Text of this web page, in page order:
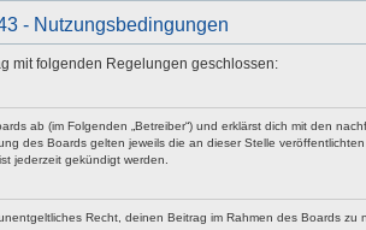
- Nutzungsbedingungen
mit folgenden Regelungen geschlossen:
ab (im Folgenden „Betreiber“) und erklärst dich mit den
des Boards gelten jeweils die an dieser Stelle veröffentlichten
jederzeit gekündigt werden.
Recht, deinen Beitrag im Rahmen des Boards zu